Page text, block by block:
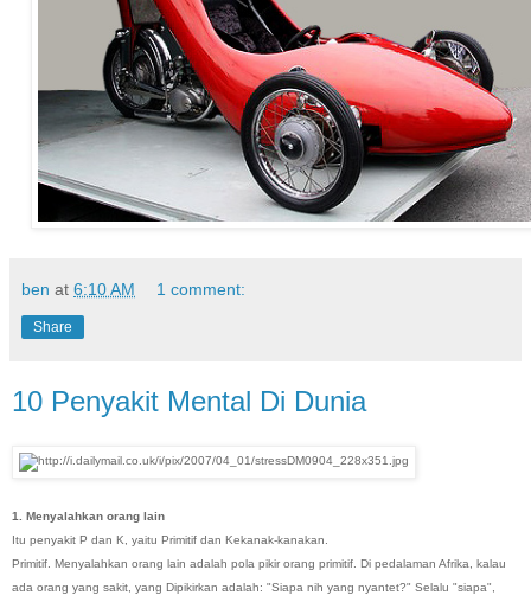
ben at 6:10 AM 1 comment:
Share
10 Penyakit Mental Di Dunia
1. Menyalahkan orang lain
Itu penyakit P dan K, yaitu Primitif dan Kekanak-kanakan.
Primitif. Menyalahkan orang lain adalah pola pikir orang primitif. Di pedalaman Afrika, kalau
ada orang yang sakit, yang Dipikirkan adalah: "Siapa nih yang nyantet?" Selalu "siapa",